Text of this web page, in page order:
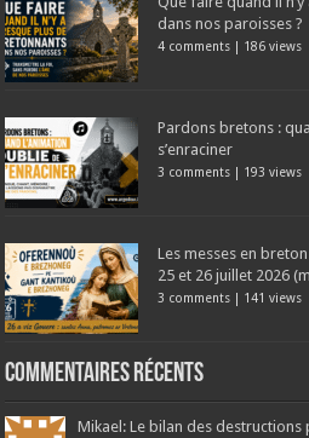
dans nos paroisses ?
4 comments 186 views
Pardons bretons :
s’enraciner
3 comments 193 views
Les messes en
25 et 26 juillet 2026
3 comments 141 views
Commentaires récents
Mikael: Le bilan des